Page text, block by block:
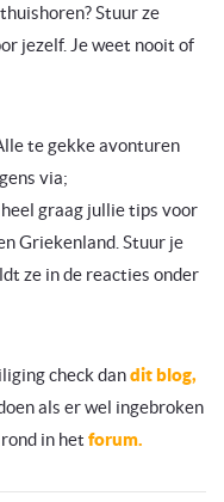
Stuur ze
jezelf. Je weet nooit of
te gekke avonturen
via;
graag jullie tips voor
Griekenland. Stuur je
ze in de reacties onder
check dandit blog,
als er wel ingebroken
in het forum.